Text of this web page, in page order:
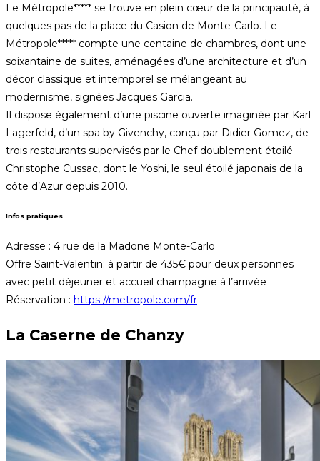
Le Métropole***** se trouve en plein cœur de la principauté, à
quelques pas de la place du Casion de Monte-Carlo. Le
Métropole***** compte une centaine de chambres, dont une
soixantaine de suites, aménagées d’une architecture et d’un
décor classique et intemporel se mélangeant au
modernisme, signées Jacques Garcia.
Il dispose également d’une piscine ouverte imaginée par Karl
Lagerfeld, d’un spa by Givenchy, conçu par Didier Gomez, de
trois restaurants supervisés par le Chef doublement étoilé
Christophe Cussac, dont le Yoshi, le seul étoilé japonais de la
côte d’Azur depuis 2010.
Infos pratiques
Adresse : 4 rue de la Madone Monte-Carlo
Offre Saint-Valentin: à partir de 435€ pour deux personnes
avec petit déjeuner et accueil champagne à l’arrivée
Réservation : https://metropole.com/fr
La Caserne de Chanzy